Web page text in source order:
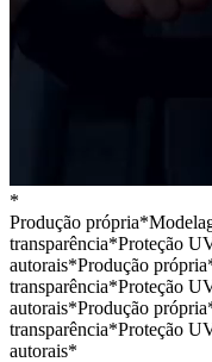
*
Produção própria*
transparência*Proteção
autorais*Produção própria
transparência*Proteção
autorais*Produção própria
transparência*Proteção
autorais*